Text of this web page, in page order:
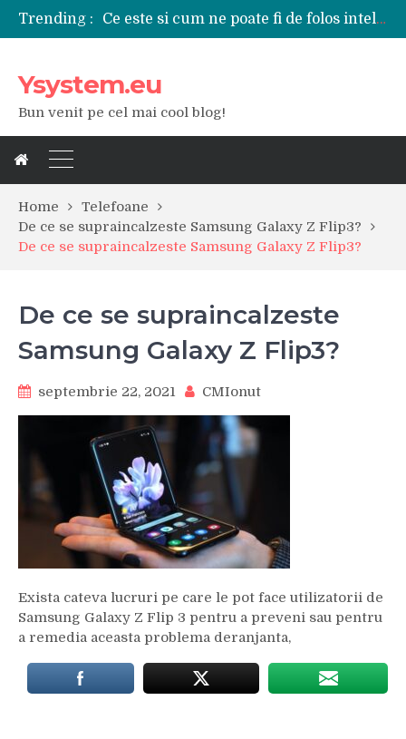
Trending :
Tipuri de polizoare de care este nevoie intr-un atelier
Utilizarea diferitelor jucarii sexuale in viata de cuplu
Modul in care a evoluat tehnologia in ultimul secol
Ysystem.eu
Bun venit pe cel mai cool blog!
Home
Telefoane
De ce se supraincalzeste Samsung Galaxy Z Flip3?
De ce se supraincalzeste Samsung Galaxy Z Flip3?
De ce se supraincalzeste
Samsung Galaxy Z Flip3?
septembrie 22, 2021 CMIonut
Exista cateva lucruri pe care le pot face utilizatorii de
Samsung Galaxy Z Flip 3 pentru a preveni sau pentru
a remedia aceasta problema deranjanta,